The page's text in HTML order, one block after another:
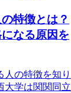
特徴とは？
なる原因を
人の特徴を知り
大学は関関同立